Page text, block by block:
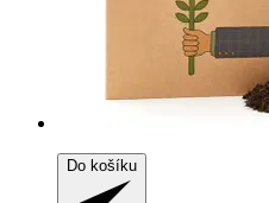
Do košíku